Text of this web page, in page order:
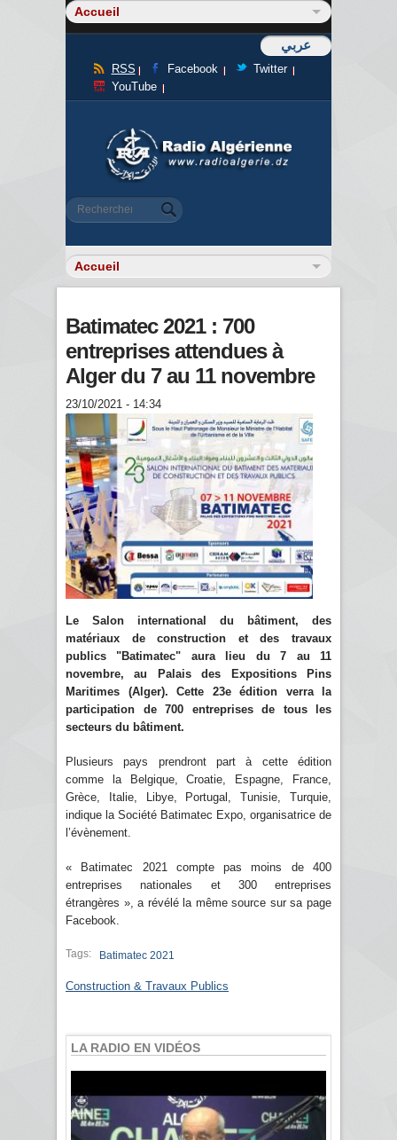
عربي
RSS Facebook
Twitter
YouTube
Formulaire de recherche
Rechercher
Batimatec 2021 : 700
entreprises attendues à
Alger du 7 au 11 novembre
23/10/2021 - 14:34
Le Salon international du bâtiment, des
matériaux de construction et des travaux
publics "Batimatec" aura lieu du 7 au 11
novembre, au Palais des Expositions Pins
Maritimes (Alger). Cette 23e édition verra la
participation de 700 entreprises de tous les
secteurs du bâtiment.
Plusieurs pays prendront part à cette édition
comme la Belgique, Croatie, Espagne, France,
Grèce, Italie, Libye, Portugal, Tunisie, Turquie,
indique la Société Batimatec Expo, organisatrice de
l’évènement.
« Batimatec 2021 compte pas moins de 400
entreprises nationales et 300 entreprises
étrangères », a révélé la même source sur sa page
Facebook.
Tags: Batimatec 2021
Construction & Travaux Publics
LA RADIO EN VIDÉOS